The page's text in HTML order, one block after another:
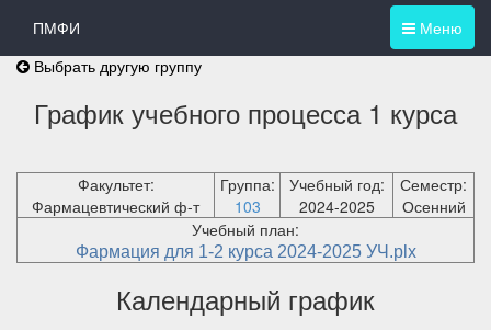
Меню
ПМФИ
Выбрать другую группу
График учебного процесса 1 курса
Факультет:
Фармацевтический ф-т
Группа:
103
Учебный год:
2024-2025
Семестр:
Осенний
Учебный план:
Фармация для 1-2 курса 2024-2025 УЧ.plx
Календарный график